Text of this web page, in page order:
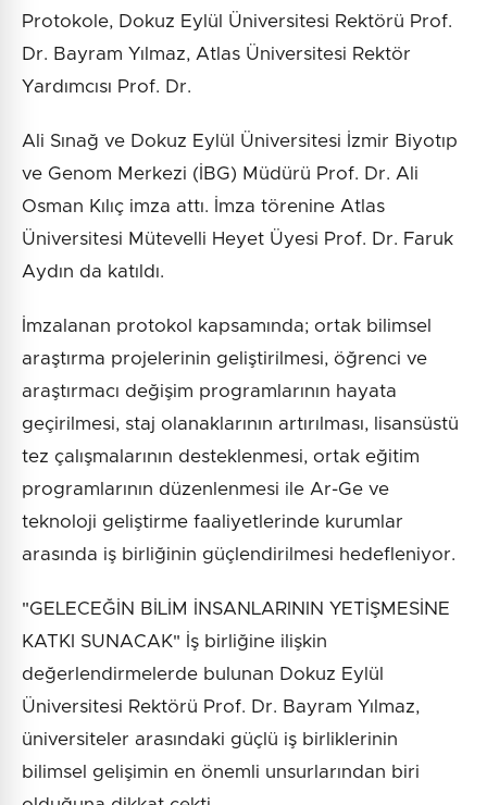
Protokole, Dokuz Eylül Üniversitesi Rektörü Prof.
Dr. Bayram Yılmaz, Atlas Üniversitesi Rektör
Yardımcısı Prof. Dr.
Ali Sınağ ve Dokuz Eylül Üniversitesi İzmir Biyotıp
ve Genom Merkezi (İBG) Müdürü Prof. Dr. Ali
Osman Kılıç imza attı. İmza törenine Atlas
Üniversitesi Mütevelli Heyet Üyesi Prof. Dr. Faruk
Aydın da katıldı.
İmzalanan protokol kapsamında; ortak bilimsel
araştırma projelerinin geliştirilmesi, öğrenci ve
araştırmacı değişim programlarının hayata
geçirilmesi, staj olanaklarının artırılması, lisansüstü
tez çalışmalarının desteklenmesi, ortak eğitim
programlarının düzenlenmesi ile Ar-Ge ve
teknoloji geliştirme faaliyetlerinde kurumlar
arasında iş birliğinin güçlendirilmesi hedefleniyor.
"GELECEĞİN BİLİM İNSANLARININ YETİŞMESİNE
KATKI SUNACAK" İş birliğine ilişkin
değerlendirmelerde bulunan Dokuz Eylül
Üniversitesi Rektörü Prof. Dr. Bayram Yılmaz,
üniversiteler arasındaki güçlü iş birliklerinin
bilimsel gelişimin en önemli unsurlarından biri